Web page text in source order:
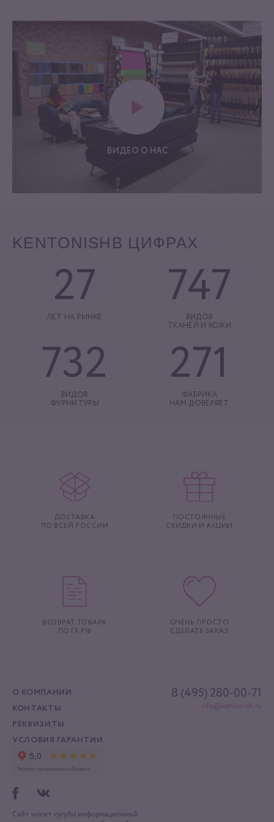
ВИДЕО О НАС
KENTONISH В ЦИФРАХ
27
ЛЕТ НА РЫНКЕ
747
ВИДОВ
ТКАНЕЙ И КОЖИ
732
ВИДОВ
ФУРНИТУРЫ
271
ФАБРИКА
НАМ ДОВЕРЯЕТ
ДОСТАВКА
ПО ВСЕЙ РОССИИ
ПОСТОЯННЫЕ
СКИДКИ И АКЦИИ
ВОЗВРАТ ТОВАРА
ПО ГК РФ
ОЧЕНЬ ПРОСТО
СДЕЛАТЬ ЗАКАЗ
Сайт носит сугубо информационный
О КОМПАНИИ
КОНТАКТЫ
РЕКВИЗИТЫ
УСЛОВИЯ ГАРАНТИИ
8 (495) 280-00-71
info@kentonish.ru